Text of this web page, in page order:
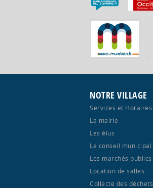
NOTRE VILLAGE
Services et Horaires
La mairie
Les élus
Le conseil municipal
Les marchés publics
Location de salles
Collecte des déchets